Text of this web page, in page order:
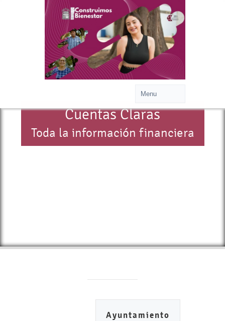
Cuentas Claras
Toda la información financiera
Ayuntamiento